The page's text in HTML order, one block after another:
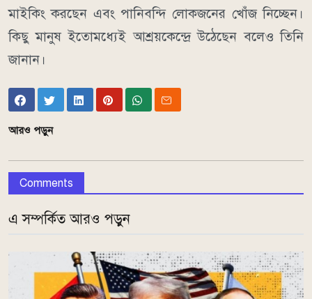
মাইকিং করছেন এবং পানিবন্দি লোকজনের খোঁজ নিচ্ছেন।
কিছু মানুষ ইতোমধ্যেই আশ্রয়কেন্দ্রে উঠেছেন বলেও তিনি
জানান।
আরও পড়ুন
Comments
এ সম্পর্কিত আরও পড়ুন